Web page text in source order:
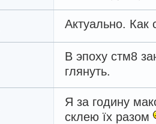
Актуально. Как
В эпоху стм8
глянуть.
Я за годину
склею їх разом